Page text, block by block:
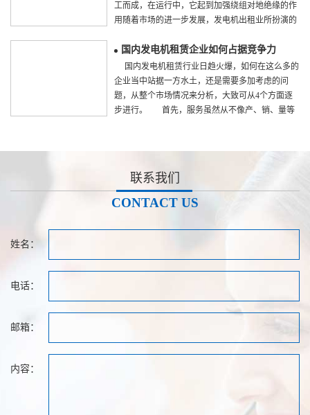
工而成，在运行中，它起到加强绕组对地绝缘的作
用随着市场的进一步发展，发电机出租业所扮演的
做到省钱省心? 首先，发电机出租易于抵税。购买
的仪器变成固定资产...【详情】
国内发电机租赁企业如何占据竞争力
国内发电机租赁行业日趋火爆，如何在这么多的
企业当中站据一方水土，还是需要多加考虑的问
题，从整个市场情况来分析，大致可从4个方面逐
步进行。 首先，服务虽然从不像产、销、量等
【详情】
联系我们
CONTACT US
姓名：
电话：
邮箱：
内容：